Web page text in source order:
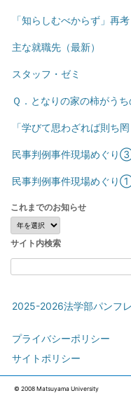
「知らしむべからず」再
主な就職先（最新）
スタッフ・ゼミ
Ｑ．となりの家の柿がうち
「学びて思わざれば則ち
民事判例事件現場めぐり
民事判例事件現場めぐり
これまでのお知らせ
こ
れ
ま
で
の
ら
サイト内検索
検
索:
2025-2026法学部パンフ
プライバシーポリシー
サイトポリシー
© 2008 Matsuyama University